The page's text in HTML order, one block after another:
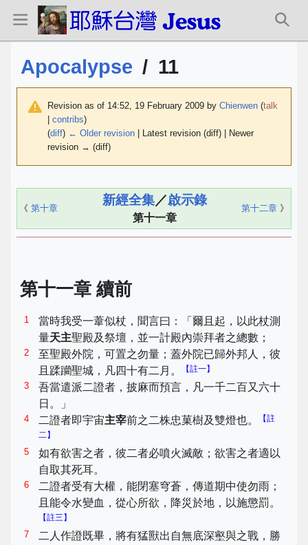
Apocalypse / 11
Revision as of 14:52, 19 February 2009 by Chienwen (talk
contribs)
(diff) ← Older revision | Latest revision (diff) | Newer
revision → (diff)
《 第十章
新經全集／啟示錄
第十一章
第十二章 》
第十一章 續前
1
當時我受一葦似杖，聞言曰：「爾且起，以此杖測
量天主聖殿及祭壇，並一計殿內崇拜者之總數；
2
至聖殿外院，可置之勿量；蓋外院已歸外邦人，彼
且蹂躪聖城，凡四十有二月。
【註一】
3
吾當遣派二證者，披麻而預言，凡一千二百又六十
日。」
4 二證者即宇宙主宰前之二株忠菓樹及雙燈也。
【註
二】
5
如有欲害之者，彼二者必噴火滅敵；欲害之者適以
自取其死耳。
6
二證者受有大權，能閉塞穹蒼，傳道期中使勿雨；
且能令水變血，從心所欲，降災於地，以施懲罰。
【註三】
7
二人作證既畢，將有猛獸出自無底深壑與之戰，勝